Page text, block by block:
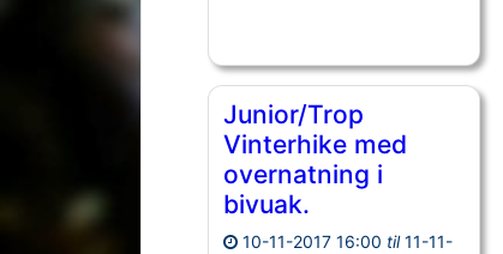
Junior/Trop
Vinterhike med
overnatning i
bivuak.
10-11-2017 16:00 til 11-11-